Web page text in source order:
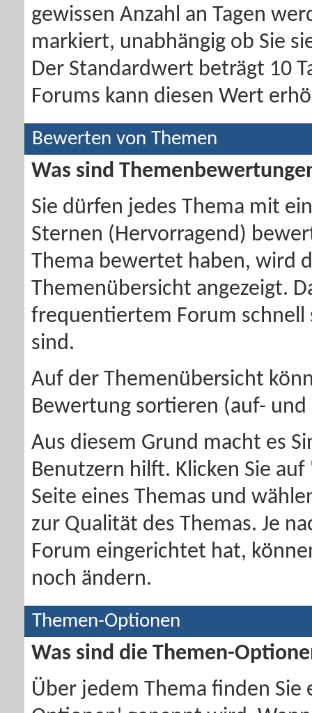
gewissen Anzahl an Tagen
markiert, unabhängig ob Sie
Der Standardwert beträgt 10
Forums kann diesen Wert
Bewerten von Themen
Was sind
Sie dürfen jedes Thema mit
Sternen (Hervorragend)
Thema bewertet haben, wird
Themenübersicht angezeigt.
frequentiertem Forum schnell
sind.
Auf der Themenübersicht
Bewertung sortieren (auf- und
Aus diesem Grund macht es
Benutzern hilft. Klicken Sie
Seite eines Themas und
zur Qualität des Themas. Je
Forum eingerichtet hat,
noch ändern.
Themen-Optionen
Was sind die Themen-
Über jedem Thema finden